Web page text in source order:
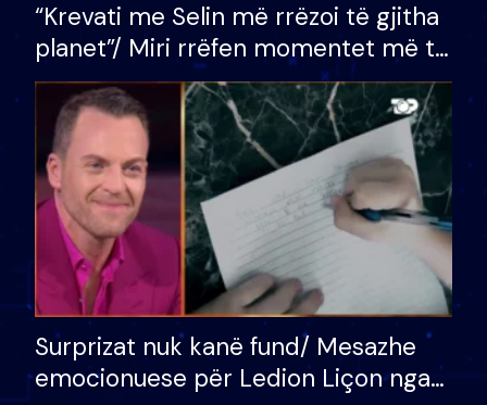
“Krevati me Selin më rrëzoi të gjitha
planet”/ Miri rrëfen momentet më të
bukura në shtëpinë e BB VIP: Do më
mungojë zilja e mëngjesit kur…
Surprizat nuk kanë fund/ Mesazhe
emocionuese për Ledion Liçon nga